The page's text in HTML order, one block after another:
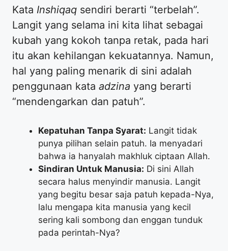
​Kata Inshiqaq sendiri berarti “terbelah”.
Langit yang selama ini kita lihat sebagai
kubah yang kokoh tanpa retak, pada hari
itu akan kehilangan kekuatannya. Namun,
hal yang paling menarik di sini adalah
penggunaan kata adzina yang berarti
“mendengarkan dan patuh”.
Kepatuhan Tanpa Syarat: Langit tidak
punya pilihan selain patuh. Ia menyadari
bahwa ia hanyalah makhluk ciptaan Allah.
Sindiran Untuk Manusia: Di sini Allah
secara halus menyindir manusia. Langit
yang begitu besar saja patuh kepada-Nya,
lalu mengapa kita manusia yang kecil
sering kali sombong dan enggan tunduk
pada perintah-Nya?